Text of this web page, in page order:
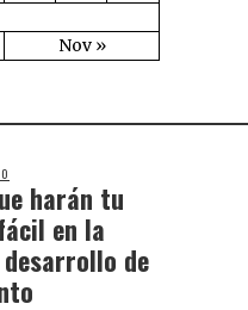
Nov »
harán tu
en la
de